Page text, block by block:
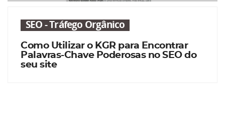
SEO - Tráfego Orgânico
Como Utilizar o KGR para Encontrar
Palavras-Chave Poderosas no SEO do
seu site